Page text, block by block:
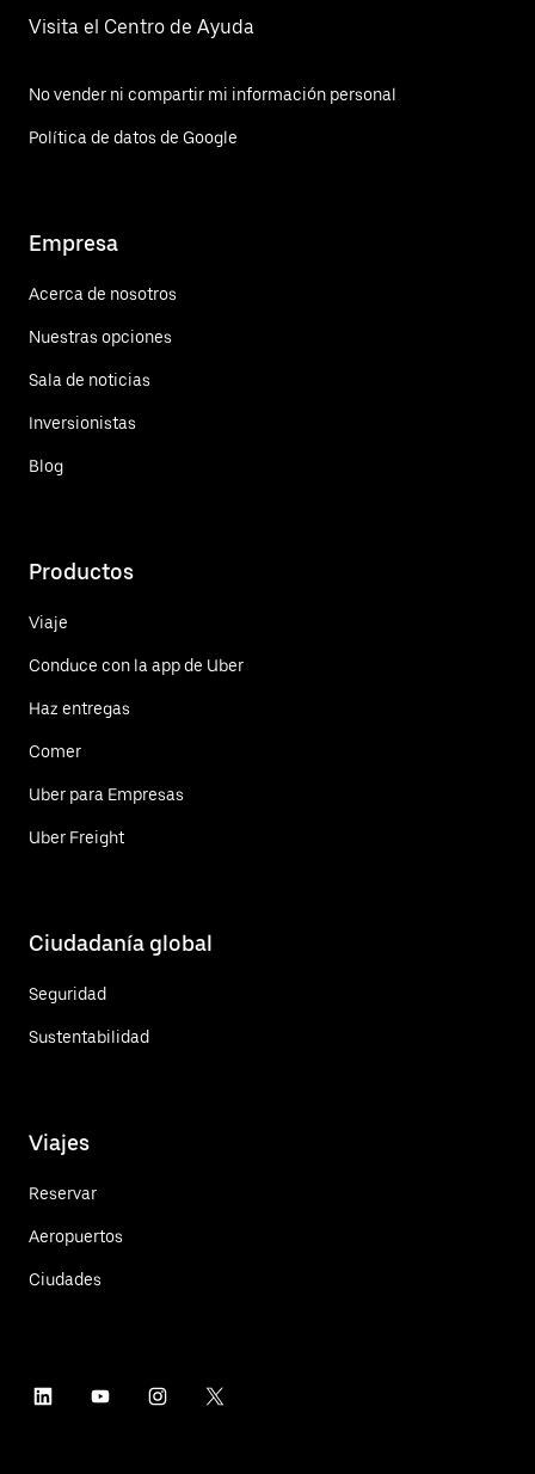
Visita el Centro de Ayuda
No vender ni compartir mi información personal
Política de datos de Google
Empresa
Acerca de nosotros
Nuestras opciones
Sala de noticias
Inversionistas
Blog
Productos
Viaje
Conduce con la app de Uber
Haz entregas
Comer
Uber para Empresas
Uber Freight
Ciudadanía global
Seguridad
Sustentabilidad
Viajes
Reservar
Aeropuertos
Ciudades